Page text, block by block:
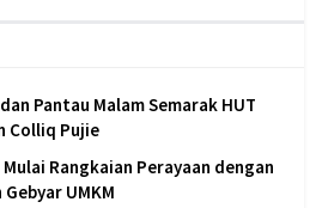
Pantau Malam Semarak HUT
Colliq Pujie
Rangkaian Perayaan dengan
UMKM